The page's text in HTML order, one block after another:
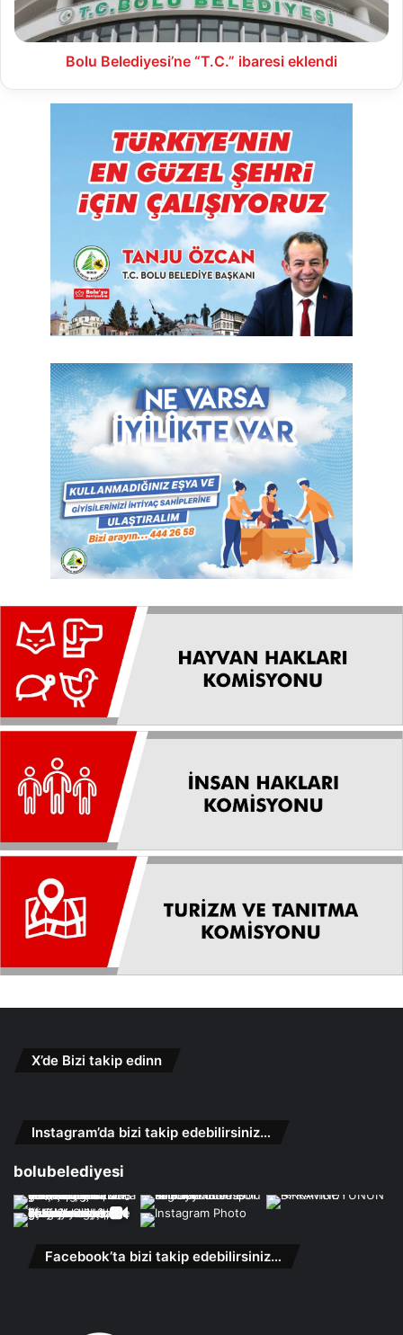
Bolu Belediyesi’ne “T.C.” ibaresi eklendi
X’de Bizi takip edinn
Instagram’da bizi takip edebilirsiniz…
bolubelediyesi
Facebook’ta bizi takip edebilirsiniz…